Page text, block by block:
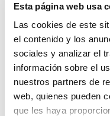
Esta página web usa
Las cookies de este
el contenido y los
sociales y analizar el
información sobre el
nuestros partners de
web, quienes pueden
que les haya
Audio en alta
Reducción activa
Botones de
Posibilidad de
móviles.
Alimentación PoE
simplificar el